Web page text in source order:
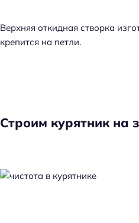
Верхняя откидная створка
крепится на петли.
Строим курятник на